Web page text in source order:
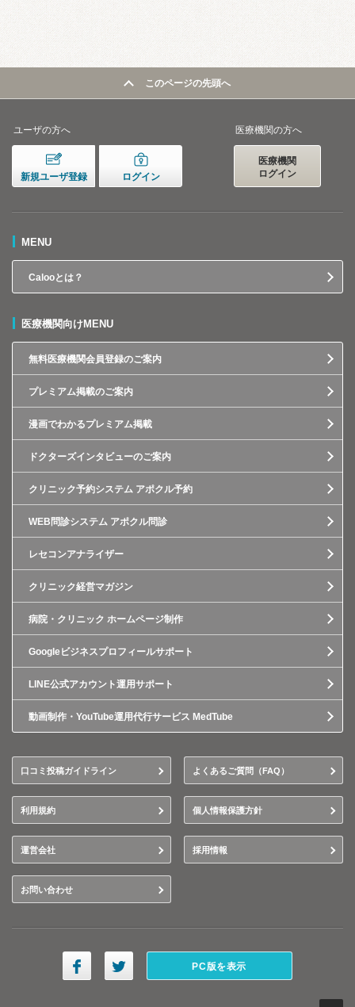
このページの先頭へ
ユーザの方へ
新規ユーザ登録 ログイン
医療機関の方へ
医療機関
ログイン
MENU
Calooとは？
医療機関向けMENU
無料医療機関会員登録のご案内
プレミアム掲載のご案内
漫画でわかるプレミアム掲載
ドクターズインタビューのご案内
クリニック予約システム アポクル予約
WEB問診システム アポクル問診
レセコンアナライザー
クリニック経営マガジン
病院・クリニック ホームページ制作
Googleビジネスプロフィールサポート
LINE公式アカウント運用サポート
動画制作・YouTube運用代行サービス MedTube
口コミ投稿ガイドライン よくあるご質問（FAQ）
利用規約 個人情報保護方針
運営会社 採用情報
お問い合わせ
PC版を表示